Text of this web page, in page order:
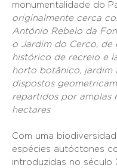
monumentalidade do
originalmente cerca
António Rebelo da
o Jardim do Cerco, de
histórico de recreio e
horto botânico, jardim
dispostos
repartidos por amplas
hectares.
Com uma
espécies autóctones
introduzidas no século